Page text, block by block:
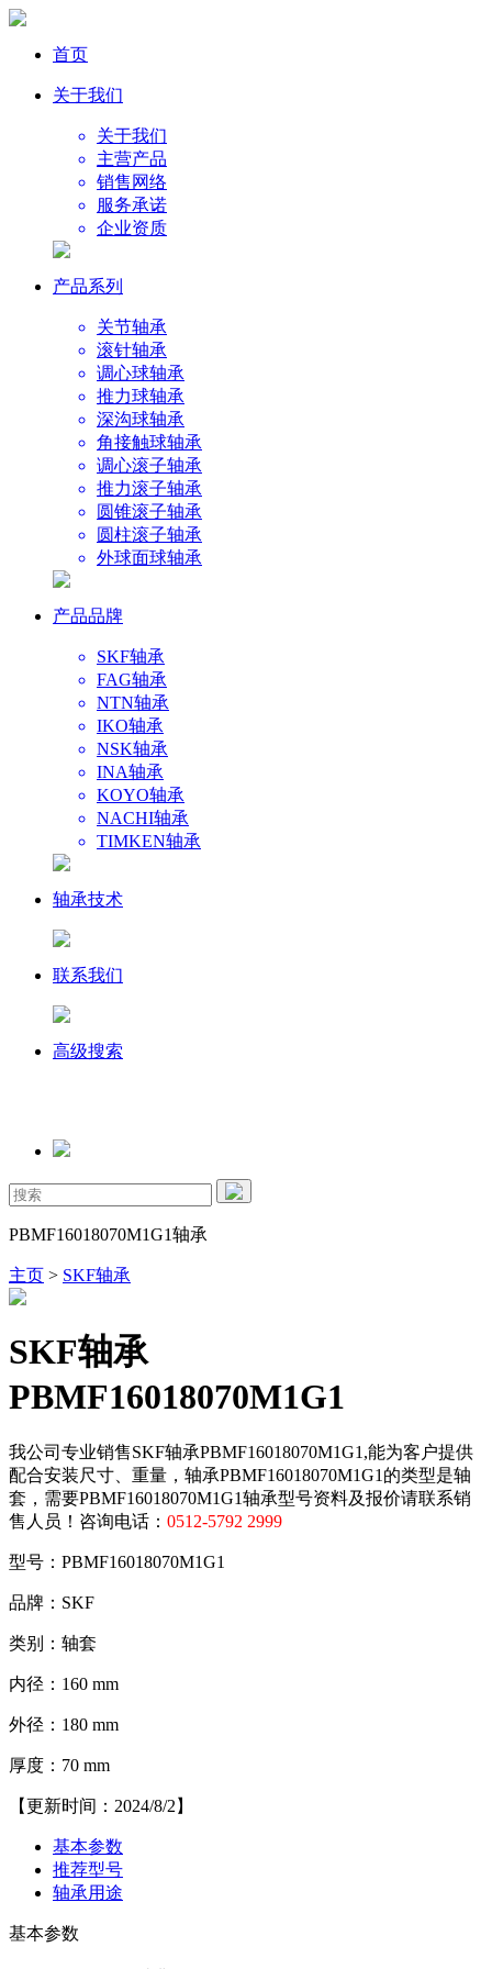
首页
关于我们
关于我们
主营产品
销售网络
服务承诺
企业资质
产品系列
关节轴承
滚针轴承
调心球轴承
推力球轴承
深沟球轴承
角接触球轴承
调心滚子轴承
推力滚子轴承
圆锥滚子轴承
圆柱滚子轴承
外球面球轴承
产品品牌
SKF轴承
FAG轴承
NTN轴承
IKO轴承
NSK轴承
INA轴承
KOYO轴承
NACHI轴承
TIMKEN轴承
轴承技术
联系我们
高级搜索
PBMF16018070M1G1轴承
主页 > SKF轴承
SKF轴承
PBMF16018070M1G1
我公司专业销售SKF轴承PBMF16018070M1G1,能为客户提供
配合安装尺寸、重量，轴承PBMF16018070M1G1的类型是轴
套，需要PBMF16018070M1G1轴承型号资料及报价请联系销
售人员！咨询电话： 0512-5792 2999
型号：PBMF16018070M1G1
品牌：SKF
类别：轴套
内径：160 mm
外径：180 mm
厚度：70 mm
【更新时间：2024/8/2】
基本参数
推荐型号
轴承用途
基本参数